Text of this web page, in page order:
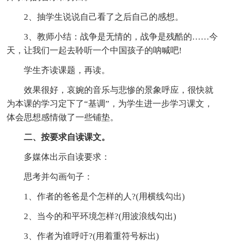
2、抽学生说说自己看了之后自己的感想。
3、教师小结：战争是无情的，战争是残酷的……今
天，让我们一起去聆听一个中国孩子的呐喊吧!
学生齐读课题，再读。
效果很好，哀婉的音乐与悲惨的景象呼应，很快就
为本课的学习定下了“基调”，为学生进一步学习课文，
体会思想感情做了一些铺垫。
二、按要求自读课文。
多媒体出示自读要求：
思考并勾画句子：
1、作者的爸爸是个怎样的人?(用横线勾出)
2、当今的和平环境怎样?(用波浪线勾出)
3、作者为谁呼吁?(用着重符号标出)